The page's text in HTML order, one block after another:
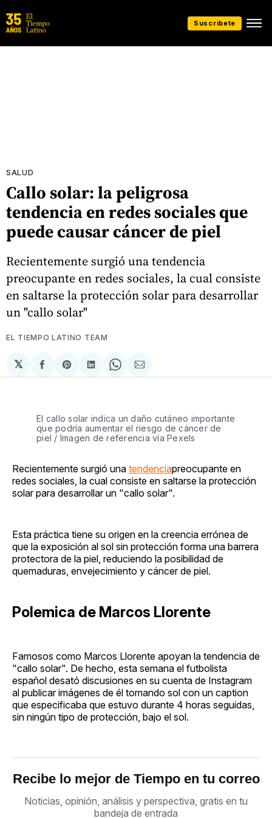
Suscríbete
SALUD
Callo solar: la peligrosa
tendencia en redes sociales que
puede causar cáncer de piel
Recientemente surgió una tendencia
preocupante en redes sociales, la cual consiste
en saltarse la protección solar para desarrollar
un "callo solar"
EL TIEMPO LATINO TEAM
𝕏
Compartir
en
Share
on
Compartir
en
Share
on
Compartir
via
El callo solar indica un daño cutáneo importante
que podría aumentar el riesgo de cáncer de
piel / Imagen de referencia vía Pexels
Recientemente surgió una tendenciapreocupante en
redes sociales, la cual consiste en saltarse la protección
solar para desarrollar un "callo solar".
Esta práctica tiene su origen en la creencia errónea de
que la exposición al sol sin protección forma una barrera
protectora de la piel, reduciendo la posibilidad de
quemaduras, envejecimiento y cáncer de piel.
Polemica de Marcos Llorente
Famosos como Marcos Llorente apoyan la tendencia de
"callo solar". De hecho, esta semana el futbolista
español desató discusiones en su cuenta de Instagram
al publicar imágenes de él tomando sol con un caption
que especificaba que estuvo durante 4 horas seguidas,
sin ningún tipo de protección, bajo el sol.
Recibe lo mejor de Tiempo en tu correo
Noticias, opinión, análisis y perspectiva, gratis en tu
bandeja de entrada